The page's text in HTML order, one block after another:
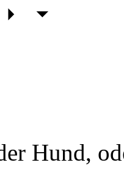
Hund,